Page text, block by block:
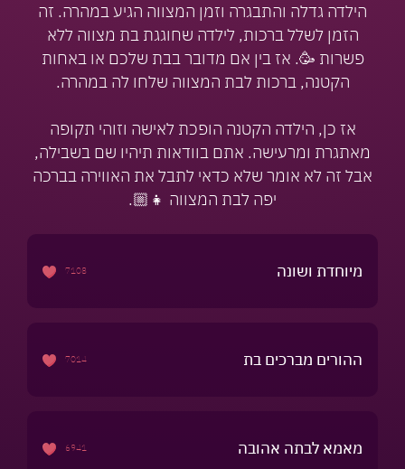
הילדה גדלה והתבגרה וזמן המצווה הגיע במהרה. זה
הזמן לשלל ברכות, לילדה שחוגגת בת מצווה ללא
פשרות 🥳. אז בין אם מדובר בבת שלכם או באחות
הקטנה, ברכות לבת המצווה שלחו לה במהרה.
אז כן, הילדה הקטנה הופכת לאישה וזוהי תקופה
מאתגרת ומרעישה. אתם בוודאות תיהיו שם בשבילה,
אבל זה לא אומר שלא כדאי לתבל את האווירה בברכה
יפה לבת המצווה 👧🏼.
מיוחדת ושונה 7108
ההורים מברכים בת 7014
מאמא לבתה אהובה 6941